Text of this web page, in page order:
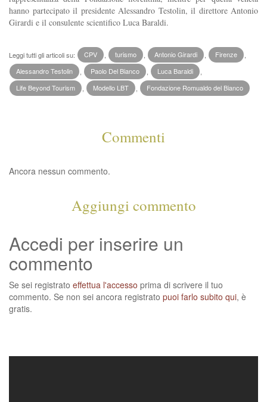
hanno partecipato il presidente Alessandro Testolin, il direttore Antonio
Girardi e il consulente scientifico Luca Baraldi.
Leggi tutti gli articoli su: CPV turismo Antonio Girardi Firenze
Alessandro Testolin
Paolo Del Bianco Luca Baraldi
Life Beyond Tourism
Modello LBT Fondazione Romualdo del Bianco
Commenti
Ancora nessun commento.
Aggiungi commento
Accedi per inserire un
commento
Se sei registrato effettua l'accesso prima di scrivere il tuo
commento. Se non sei ancora registrato puoi farlo subito qui, è
gratis.